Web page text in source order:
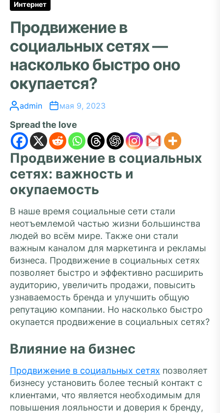
Интернет
Продвижение в
социальных сетях —
насколько быстро оно
окупается?
admin мая 9, 2023
Spread the love
Продвижение в социальных
сетях: важность и
окупаемость
В наше время социальные сети стали
неотъемлемой частью жизни большинства
людей во всём мире. Также они стали
важным каналом для маркетинга и рекламы
бизнеса. Продвижение в социальных сетях
позволяет быстро и эффективно расширить
аудиторию, увеличить продажи, повысить
узнаваемость бренда и улучшить общую
репутацию компании. Но насколько быстро
окупается продвижение в социальных сетях?
Влияние на бизнес
Продвижение в социальных сетях позволяет
бизнесу установить более тесный контакт с
клиентами, что является необходимым для
повышения лояльности и доверия к бренду,